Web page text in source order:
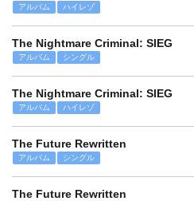
アルバム ハイレゾ
The Nightmare Criminal: SIEG
アルバム シングル
The Nightmare Criminal: SIEG
アルバム ハイレゾ
The Future Rewritten
アルバム シングル
The Future Rewritten